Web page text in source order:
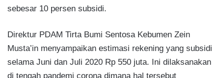
sebesar 10 persen subsidi.
Direktur PDAM Tirta Bumi Sentosa Kebumen Zein
Musta’in menyampaikan estimasi rekening yang subsidi
selama Juni dan Juli 2020 Rp 550 juta. Ini dilaksanakan
di tengah pandemi corona dimana hal tersebut